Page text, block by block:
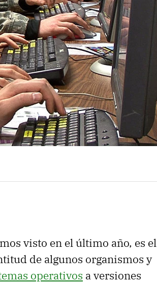
visto en el último año, es el
de algunos organismos y
operativos a versiones